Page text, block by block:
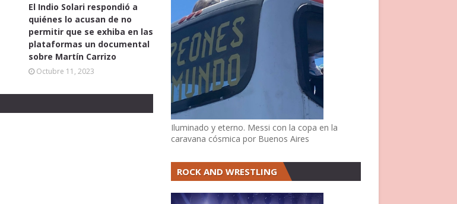
El Indio Solari respondió a
quiénes lo acusan de no
permitir que se exhiba en las
plataformas un documental
sobre Martín Carrizo
Octubre 11, 2023
Iluminado y eterno. Messi con la copa en la
caravana cósmica por Buenos Aires
ROCK AND WRESTLING